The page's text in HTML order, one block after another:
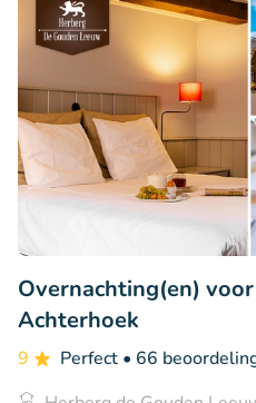
Overnachting(en)
Achterhoek
9 Perfect • 66